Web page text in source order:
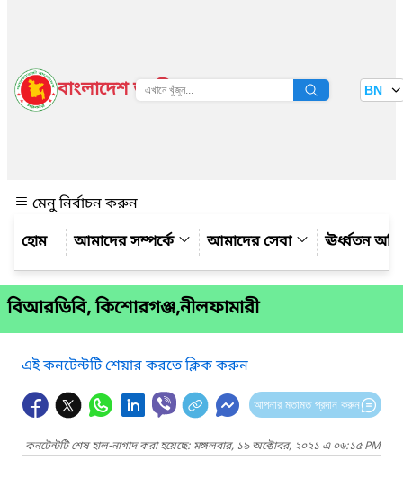
বাংলাদেশ জাতীয় তথ্য বাতায়ন BN
মেনু নির্বাচন করুন
আমাদের সম্পর্কে
আমাদের সেবা ঊর্ধ্বতন
বিআরডিবি, কিশোরগঞ্জ,নীলফামারী
এই কনটেন্টটি শেয়ার করতে ক্লিক করুন
আপনার মতামত প্রদান করুন
কনটেন্টটি শেষ হাল-নাগাদ করা হয়েছে: মঙ্গলবার, ১৯ অক্টোবর, ২০২১ এ ০৬:১৫ PM